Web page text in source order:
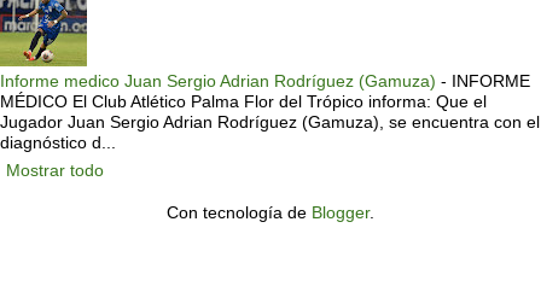
Informe medico Juan Sergio Adrian Rodríguez (Gamuza) - INFORME
MÉDICO El Club Atlético Palma Flor del Trópico informa: Que el
Jugador Juan Sergio Adrian Rodríguez (Gamuza), se encuentra con el
diagnóstico d...
Mostrar todo
Con tecnología de Blogger.